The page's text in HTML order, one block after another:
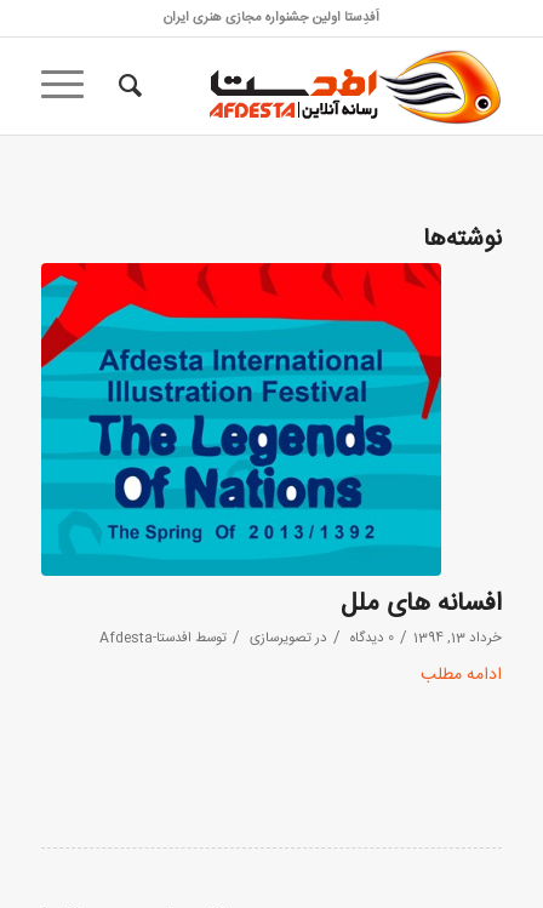
اَفدِستا اولین جشنواره مجازی هنری ایران
نوشته‌ها
افسانه های ملل
خرداد 13, 1394 / 0 دیدگاه / در تصویرسازی / توسط افدستا-Afdesta
ادامه مطلب